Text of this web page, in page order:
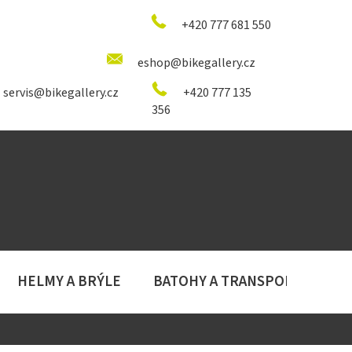
+420 777 681 550
eshop@bikegallery.cz
+420 777 135
356
servis@bikegallery.cz
HELMY A BRÝLE BATOHY A TRANSPORT